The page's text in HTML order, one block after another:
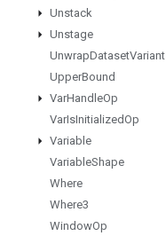
Unstack
Unstage
UnwrapDatasetVariant
UpperBound
VarHandleOp
VarIsInitializedOp
Variable
VariableShape
Where
Where3
WindowOp